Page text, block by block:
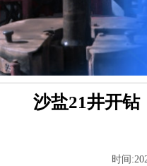
沙盐21井开钻
时间